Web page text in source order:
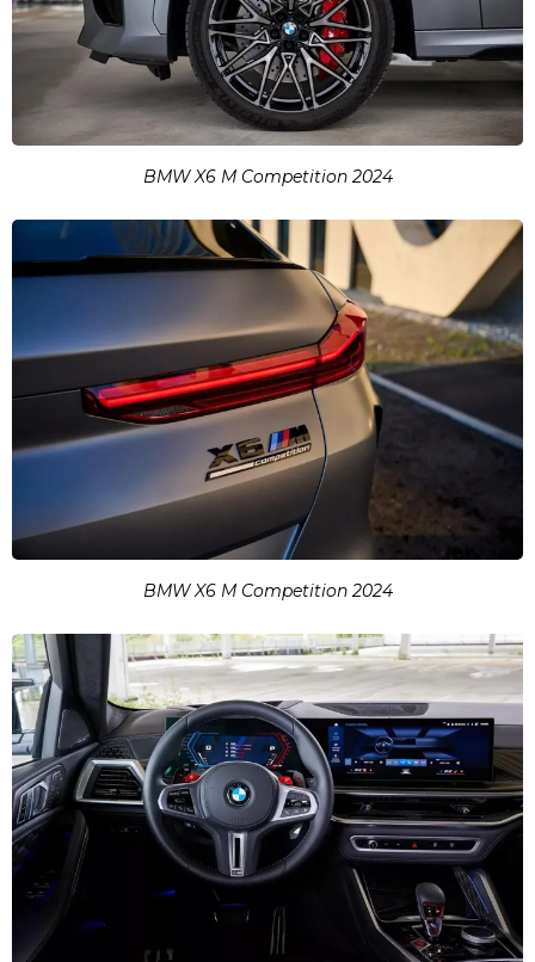
BMW X6 M Competition 2024
BMW X6 M Competition 2024